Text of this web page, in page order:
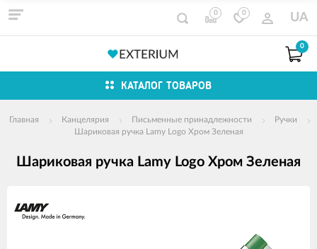
0 0 UA
0
КАТАЛОГ ТОВАРОВ
Главная Канцелярия Письменные принадлежности
Ручки
Шариковая ручка Lamy Logo Хром Зеленая
Шариковая ручка Lamy Logo Хром Зеленая
товаров